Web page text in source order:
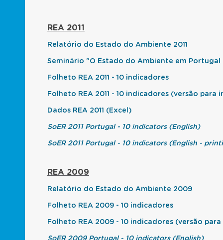
REA 2011
Relatório do Estado do Ambiente 2011
Seminário "O Estado do Ambiente em
Folheto REA 2011 - 10 indicadores
Folheto REA 2011 - 10 indicadores (versão para
Dados REA 2011 (Excel)
SoER 2011 Portugal - 10 indicators (English)
SoER 2011 Portugal - 10 indicators (English -
REA 2009
Relatório do Estado do Ambiente 2009
Folheto REA 2009 - 10 indicadores
Folheto REA 2009 - 10 indicadores (versão
SoER 2009 Portugal - 10 indicators (English)